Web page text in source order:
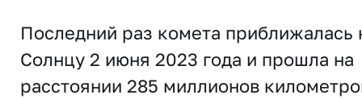
Последний раз комета приближалась
Солнцу 2 июня 2023 года и прошла на
расстоянии 285 миллионов